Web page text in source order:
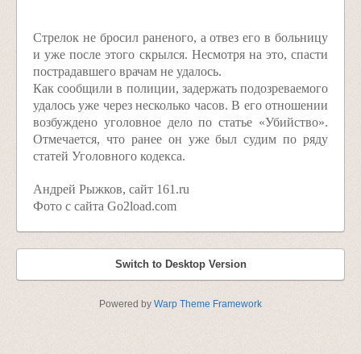
Стрелок не бросил раненого, а отвез его в больницу
и уже после этого скрылся. Несмотря на это, спасти
пострадавшего врачам не удалось.
Как сообщили в полиции, задержать подозреваемого
удалось уже через несколько часов. В его отношении
возбуждено уголовное дело по статье «Убийство».
Отмечается, что ранее он уже был судим по ряду
статей Уголовного кодекса.
Андрей Рыжков, сайт 161.ru
Фото с сайта Go2load.com
Switch to Desktop Version
Powered by Warp Theme Framework